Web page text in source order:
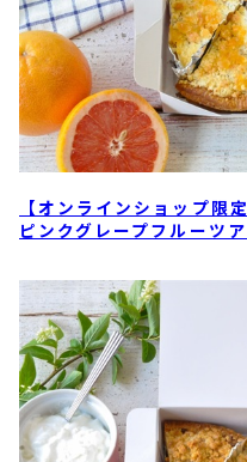
【オンラインショップ限定
ピンクグレープフルーツ